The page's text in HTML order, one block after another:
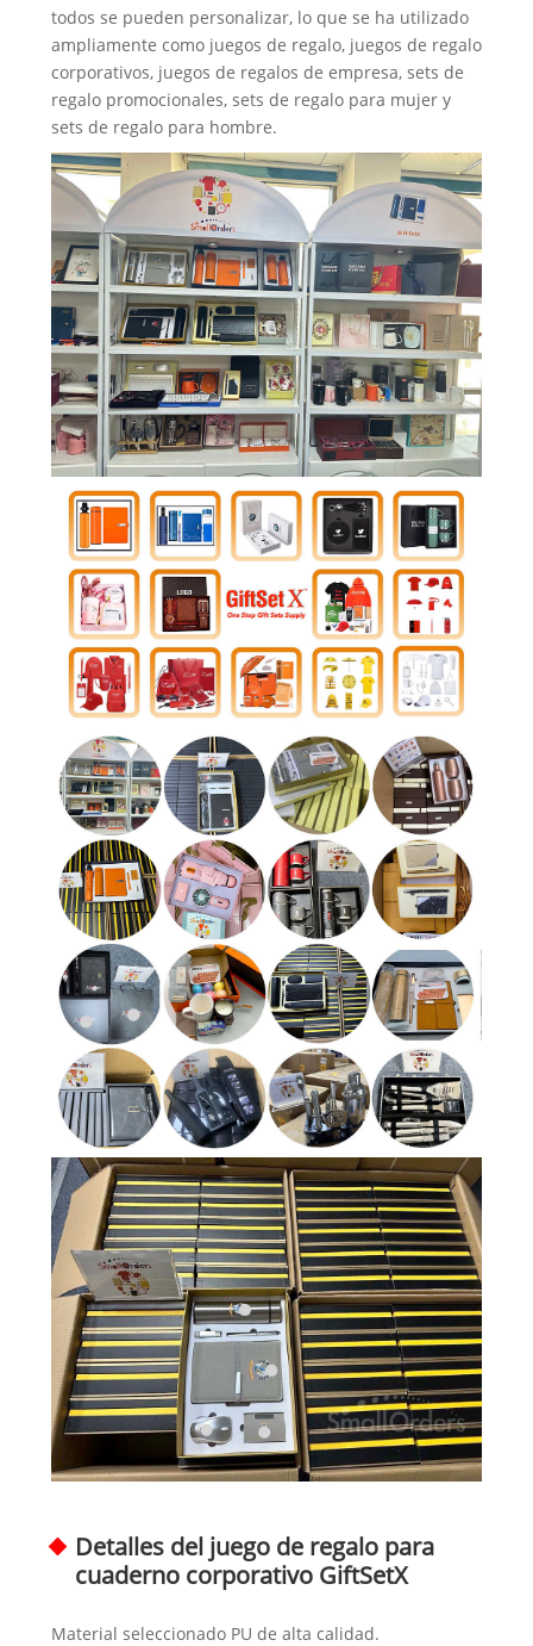
todos se pueden personalizar, lo que se ha utilizado
ampliamente como juegos de regalo, juegos de regalo
corporativos, juegos de regalos de empresa, sets de
regalo promocionales, sets de regalo para mujer y
sets de regalo para hombre.
Detalles del juego de regalo para
cuaderno corporativo GiftSetX
Material seleccionado PU de alta calidad.